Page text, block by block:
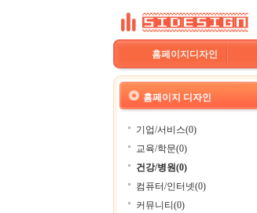
홈페이지디자인
홈페이지 디자인
기업/서비스(0)
교육/학문(0)
건강/병원(0)
컴퓨터/인터넷(0)
커뮤니티(0)